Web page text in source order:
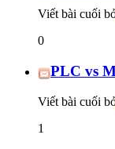
Viết bài cuối
0
PLC vs
Viết bài cuối
1